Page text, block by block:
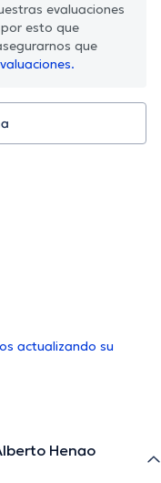
evaluaciones
esto que
que
actualizando su
Henao